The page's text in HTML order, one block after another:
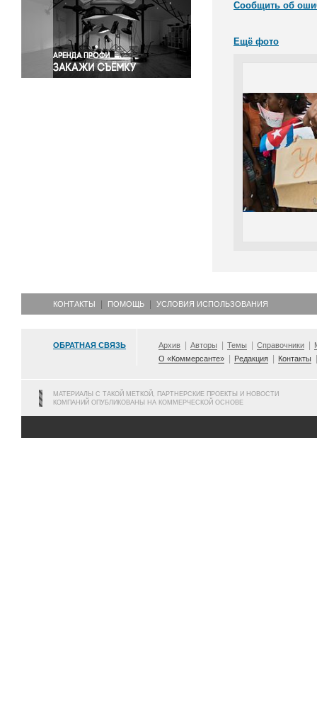
Спорт
Экология
Экономика и бизнес
Сообщить об
Ещё фото
КОНТАКТЫ ПОМОЩЬ УСЛОВИЯ ИСПОЛЬЗОВАНИЯ
ОБРАТНАЯ СВЯЗЬ Архив Авторы Темы Справочники
О «Коммерсанте»
Редакция Контакты
МАТЕРИАЛЫ С ТАКОЙ МЕТКОЙ, ПАРТНЕРСКИЕ ПРОЕКТЫ И НОВОСТИ
КОМПАНИЙ ОПУБЛИКОВАНЫ НА КОММЕРЧЕСКОЙ ОСНОВЕ